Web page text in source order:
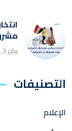
يناير 3, 2024
التصنيفات
الإعلام